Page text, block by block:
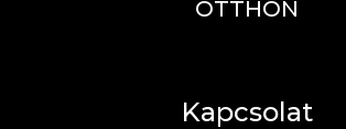
OTTHON
Kapcsolat